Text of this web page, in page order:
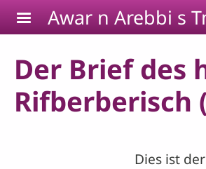
Skip to main content
Awar n Arebbi s
Der Brief des
Rifberberisch
Dies ist der